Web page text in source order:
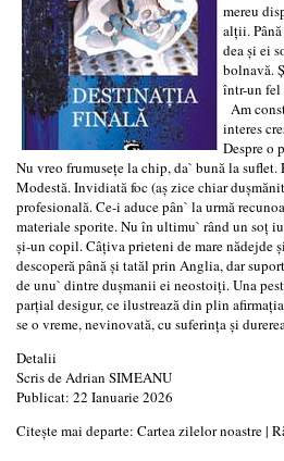
mereu
alții.
dea și ei
bolnavă.
într-un fel
Am
interes
Despre o
Nu vreo frumusețe la chip, da` bună la suflet.
Modestă. Invidiată foc (aș zice chiar
profesională. Ce-i aduce pân` la urmă
materiale sporite. Nu în ultimu` rând un soț
și-un copil. Câțiva prieteni de mare nădejde
descoperă până și tatăl prin Anglia, dar
de unu` dintre dușmanii ei neostoiți. Una
parțial desigur, ce ilustrează din plin
se o vreme, nevinovată, cu suferința și
Detalii
Scris deAdrian SIMEANU
Publicat: 22 Ianuarie 2026
Citește mai departe: Cartea zilelor noastre |